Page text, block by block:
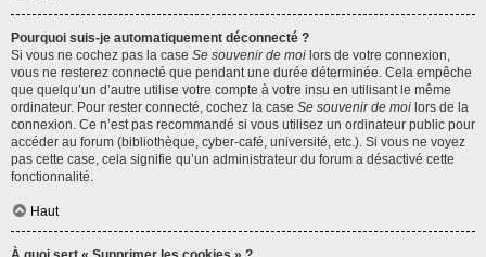
Pourquoi suis-je automatiquement déconnecté ?
Si vous ne cochez pas la case Se souvenir de moi lors de votre connexion,
vous ne resterez connecté que pendant une durée déterminée. Cela empêche
que quelqu’un d’autre utilise votre compte à votre insu en utilisant le même
ordinateur. Pour rester connecté, cochez la case Se souvenir de moi lors de la
connexion. Ce n’est pas recommandé si vous utilisez un ordinateur public pour
accéder au forum (bibliothèque, cyber-café, université, etc.). Si vous ne voyez
pas cette case, cela signifie qu’un administrateur du forum a désactivé cette
fonctionnalité.
Haut